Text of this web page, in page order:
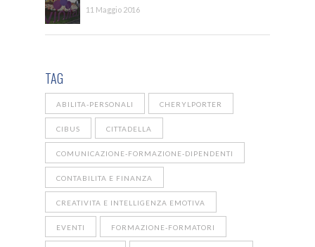
11 Maggio 2016
TAG
ABILITA-PERSONALI CHERYLPORTER
CIBUS CITTADELLA
COMUNICAZIONE-FORMAZIONE-DIPENDENTI
CONTABILITA E FINANZA
CREATIVITA E INTELLIGENZA EMOTIVA
EVENTI FORMAZIONE-FORMATORI